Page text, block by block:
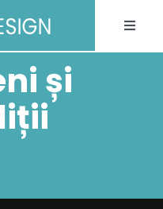
Toggle
și